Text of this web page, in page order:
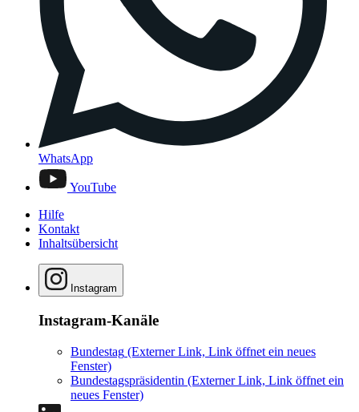
WhatsApp
YouTube
Hilfe
Kontakt
Inhaltsübersicht
Instagram
Instagram-Kanäle
Bundestag (Externer Link, Link öffnet ein neues
Fenster)
Bundestagspräsidentin (Externer Link, Link öffnet ein
neues Fenster)